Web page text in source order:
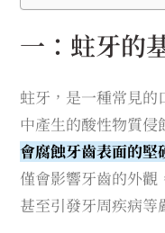
一：蛀牙的
蛀牙，是一種常見
中產生的酸性物質侵
會腐蝕牙齒表面的
僅會影響牙齒的外觀
甚至引發牙周疾病等